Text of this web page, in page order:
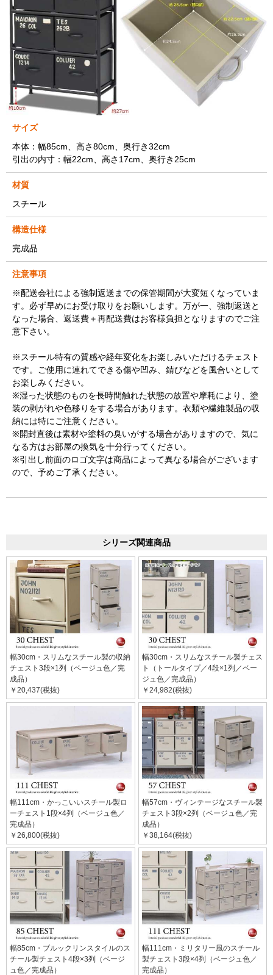
サイズ
本体：幅85cm、高さ80cm、奥行き32cm
引出の内寸：幅22cm、高さ17cm、奥行き25cm
材質
スチール
構造仕様
完成品
注意事項
※配送会社による強制返送までの保管期間が大変短くなっていま
す。必ず早めにお受け取りをお願いします。万が一、強制返送と
なった場合、返送費＋再配送費はお客様負担となりますのでご注
意下さい。
※スチール特有の質感や経年変化をお楽しみいただけるチェスト
です。ご使用に連れてできる傷や凹み、錆びなどを風合いとして
お楽しみください。
※湿った状態のものを長時間触れた状態の放置や摩耗により、塗
装の剥がれや色移りをする場合があります。衣類や繊維製品の収
納には特にご注意ください。
※開封直後は素材や塗料の臭いがする場合がありますので、気に
なる方はお部屋の換気を十分行ってください。
※引出し前面のロゴ文字は商品によって異なる場合がございます
ので、予めご了承ください。
シリーズ関連商品
幅30cm・スリムなスチール製の収納
チェスト3段×1列（ベージュ色／完
成品）
￥20,437(税抜)
幅30cm・スリムなスチール製チェス
ト（トールタイプ／4段×1列／ベー
ジュ色／完成品）
￥24,982(税抜)
幅111cm・かっこいいスチール製ロ
ーチェスト1段×4列（ベージュ色／
完成品）
￥26,800(税抜)
幅57cm・ヴィンテージなスチール製
チェスト3段×2列（ベージュ色／完
成品）
￥38,164(税抜)
幅85cm・ブルックリンスタイルのス
チール製チェスト4段×3列（ベージ
ュ色／完成品）
幅111cm・ミリタリー風のスチール
製チェスト3段×4列（ベージュ色／
完成品）